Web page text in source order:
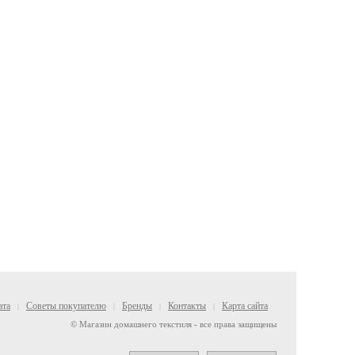
Советы покупателю Бренды Контакты Карта сайта
© Магазин домашнего текстиля - все права защищены